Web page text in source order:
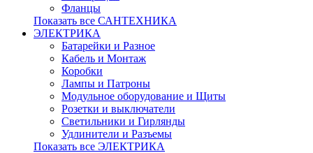
Фланцы
Показать все САНТЕХНИКА
ЭЛЕКТРИКА
Батарейки и Разное
Кабель и Монтаж
Коробки
Лампы и Патроны
Модульное оборудование и Щиты
Розетки и выключатели
Светильники и Гирлянды
Удлинители и Разъемы
Показать все ЭЛЕКТРИКА